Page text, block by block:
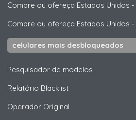
Compre ou ofereça Estados Unidos -
Compre ou ofereça Estados Unidos -
celulares mais desbloqueados
Pesquisador de modelos
Relatório Blacklist
Operador Original